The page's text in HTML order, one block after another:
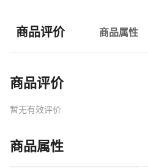
商品评价 商品属性
商品评价
暂无有效评价
商品属性